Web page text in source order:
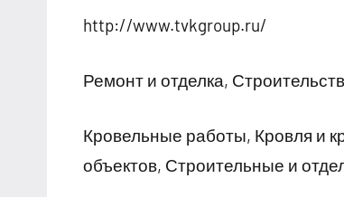
http://www.tvkgroup.ru/
Ремонт и отделка,
Кровельные работы, Кровля и
объектов, Строительные и